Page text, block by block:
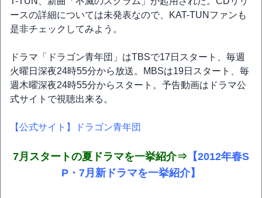
ースの詳細については未発表なので、KAT-TUNファンも
是非チェックしてみよう。
ドラマ「ドラゴン青年団」はTBSで17日スタート、毎週
火曜日深夜24時55分から放送。MBSは19日スタート、毎
週木曜深夜24時55分からスタート。予告動画はドラマ公
式サイトで視聴出来る。
【公式サイト】ドラゴン青年団
7月スタートの夏ドラマを一挙紹介⇒ 【2012年春S
P・7月新ドラマを一挙紹介】